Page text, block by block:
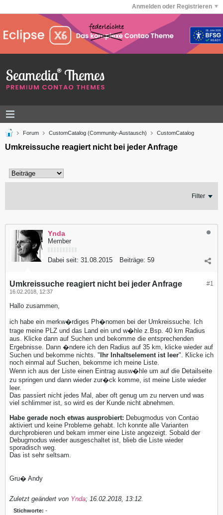
Anmelden oder Registrieren
Forum CustomCatalog (Community-Austausch) CustomCatalog
Umkreissuche reagiert nicht bei jeder Anfrage
Filter
Ynda
Member
Dabei seit: 31.08.2015 Beiträge: 59
#1
Umkreissuche reagiert nicht bei jeder Anfrage
16.02.2018, 12:37
Hallo zusammen,
ich habe ein merkw�rdiges Ph�nomen bei der Umkreissuche. Ich
trage meine PLZ und das Land ein und w�hle z.Bsp. 40 km Radius
aus. Klicke dann auf Suchen und bekomme die entsprechenden
Ergebnisse. Dann �ndere ich den Radius auf 35 km, klicke wieder auf
Suchen und bekomme nichts. "Ihr Inhaltselement ist leer". Klicke ich
noch einmal auf Suchen, bekomme ich meine Liste.
Wenn ich aus der Liste einen Eintrag ausw�hle um auf die Detailseite
zu springen und dann wieder zur�ck komme, ist meine Liste wieder
leer.
Das passiert nicht jedes Mal, aber oft genug um zu nerven und was
viel schlimmer ist, so wird es der Kunde nicht abnehmen.
Habe gerade noch etwas ausprobiert: Debugmodus von Contao
aktiviert und keine Probleme gehabt. Ich konnte alle Varianten
durchprobieren und bekam immer eine Liste angezeigt. Sobald der
Debugmodus wieder ausgeschaltet ist, blieb die Liste wieder
sporadisch weg.
Das ist sehr seltsam.
Gru� Andy
Zuletzt geändert von Ynda; 16.02.2018, 13:12
Stichworte: -